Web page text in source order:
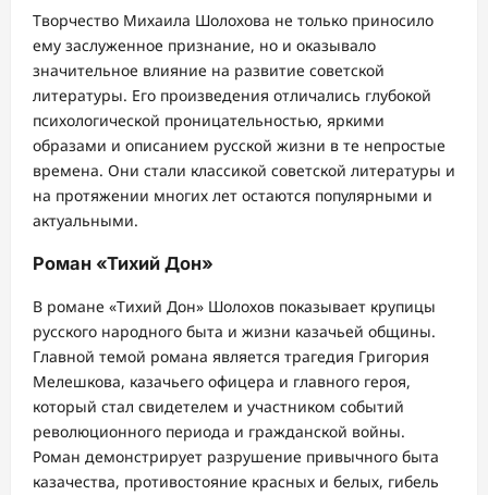
Творчество Михаила Шолохова не только приносило
ему заслуженное признание, но и оказывало
значительное влияние на развитие советской
литературы. Его произведения отличались глубокой
психологической проницательностью, яркими
образами и описанием русской жизни в те непростые
времена. Они стали классикой советской литературы и
на протяжении многих лет остаются популярными и
актуальными.
Роман «Тихий Дон»
В романе «Тихий Дон» Шолохов показывает крупицы
русского народного быта и жизни казачьей общины.
Главной темой романа является трагедия Григория
Мелешкова, казачьего офицера и главного героя,
который стал свидетелем и участником событий
революционного периода и гражданской войны.
Роман демонстрирует разрушение привычного быта
казачества, противостояние красных и белых, гибель